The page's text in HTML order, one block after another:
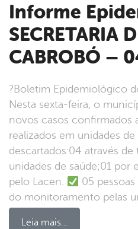
Informe Epidemiológico –
SECRETARIA
CABROBÓ –
?Boletim Epidemiológico
Nesta sexta-feira, o
novos casos confirmados
realizados em unidades de
descartados:04 através de
unidades de saúde;01 por
pelo Lacen.
05
do monitoramento pelas
Leia mais…